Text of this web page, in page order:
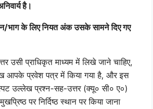
है।
भाग के लिए नियत अंक उसके सामने दिए गए
उसी प्राधिकृत माध्यम में लिखे जाने चाहिए,
आपके प्रवेश पत्र में किया गया है, और इस
उल्लेख प्रश्न-सह-उत्तर (क्यू० सी० ए०)
पर निर्दिष्ठ स्थान पर किया जाना